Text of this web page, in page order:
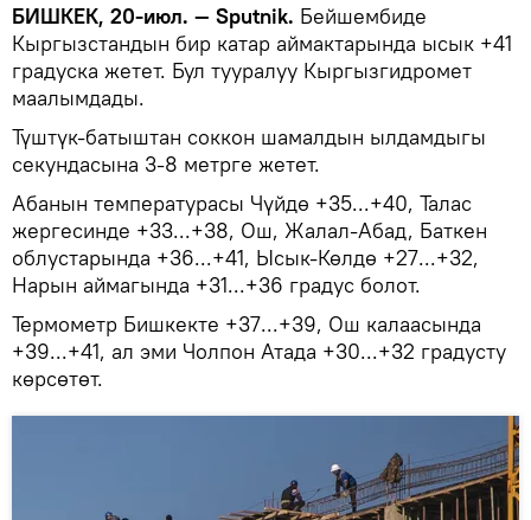
БИШКЕК, 20-июл. — Sputnik. Бейшембиде
Кыргызстандын бир катар аймактарында ысык +41
градуска жетет. Бул тууралуу Кыргызгидромет
маалымдады.
Түштүк-батыштан соккон шамалдын ылдамдыгы
секундасына 3-8 метрге жетет.
Абанын температурасы Чүйдө +35...+40, Талас
жергесинде +33...+38, Ош, Жалал-Абад, Баткен
облустарында +36...+41, Ысык-Көлдө +27...+32,
Нарын аймагында +31...+36 градус болот.
Термометр Бишкекте +37...+39, Ош калаасында
+39...+41, ал эми Чолпон Атада +30...+32 градусту
көрсөтөт.